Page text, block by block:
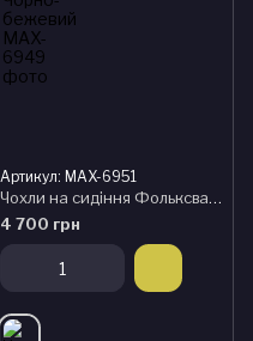
Артикул: MAX-6951
Чохли на сидіння Фольксваген Пасат Б6 (Volkswagen Passat B6) модельні MAX з екошкіри Чорно-синій
4 700 грн